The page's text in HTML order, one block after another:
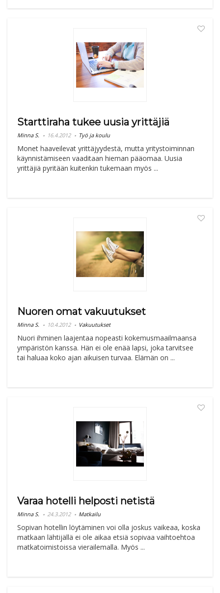
Starttiraha tukee uusia yrittäjiä
Minna S. 16.4.2012 Työ ja koulu
Monet haaveilevat yrittäjyydestä, mutta yritystoiminnan
käynnistämiseen vaaditaan hieman pääomaa. Uusia
yrittäjiä pyritään kuitenkin tukemaan myös ...
Nuoren omat vakuutukset
Minna S. 10.4.2012 Vakuutukset
Nuori ihminen laajentaa nopeasti kokemusmaailmaansa
ympäristön kanssa. Hän ei ole enää lapsi, joka tarvitsee
tai haluaa koko ajan aikuisen turvaa. Elämän on ...
Varaa hotelli helposti netistä
Minna S. 24.3.2012 Matkailu
Sopivan hotellin löytäminen voi olla joskus vaikeaa, koska
matkaan lähtijällä ei ole aikaa etsiä sopivaa vaihtoehtoa
matkatoimistoissa vierailemalla. Myös ...